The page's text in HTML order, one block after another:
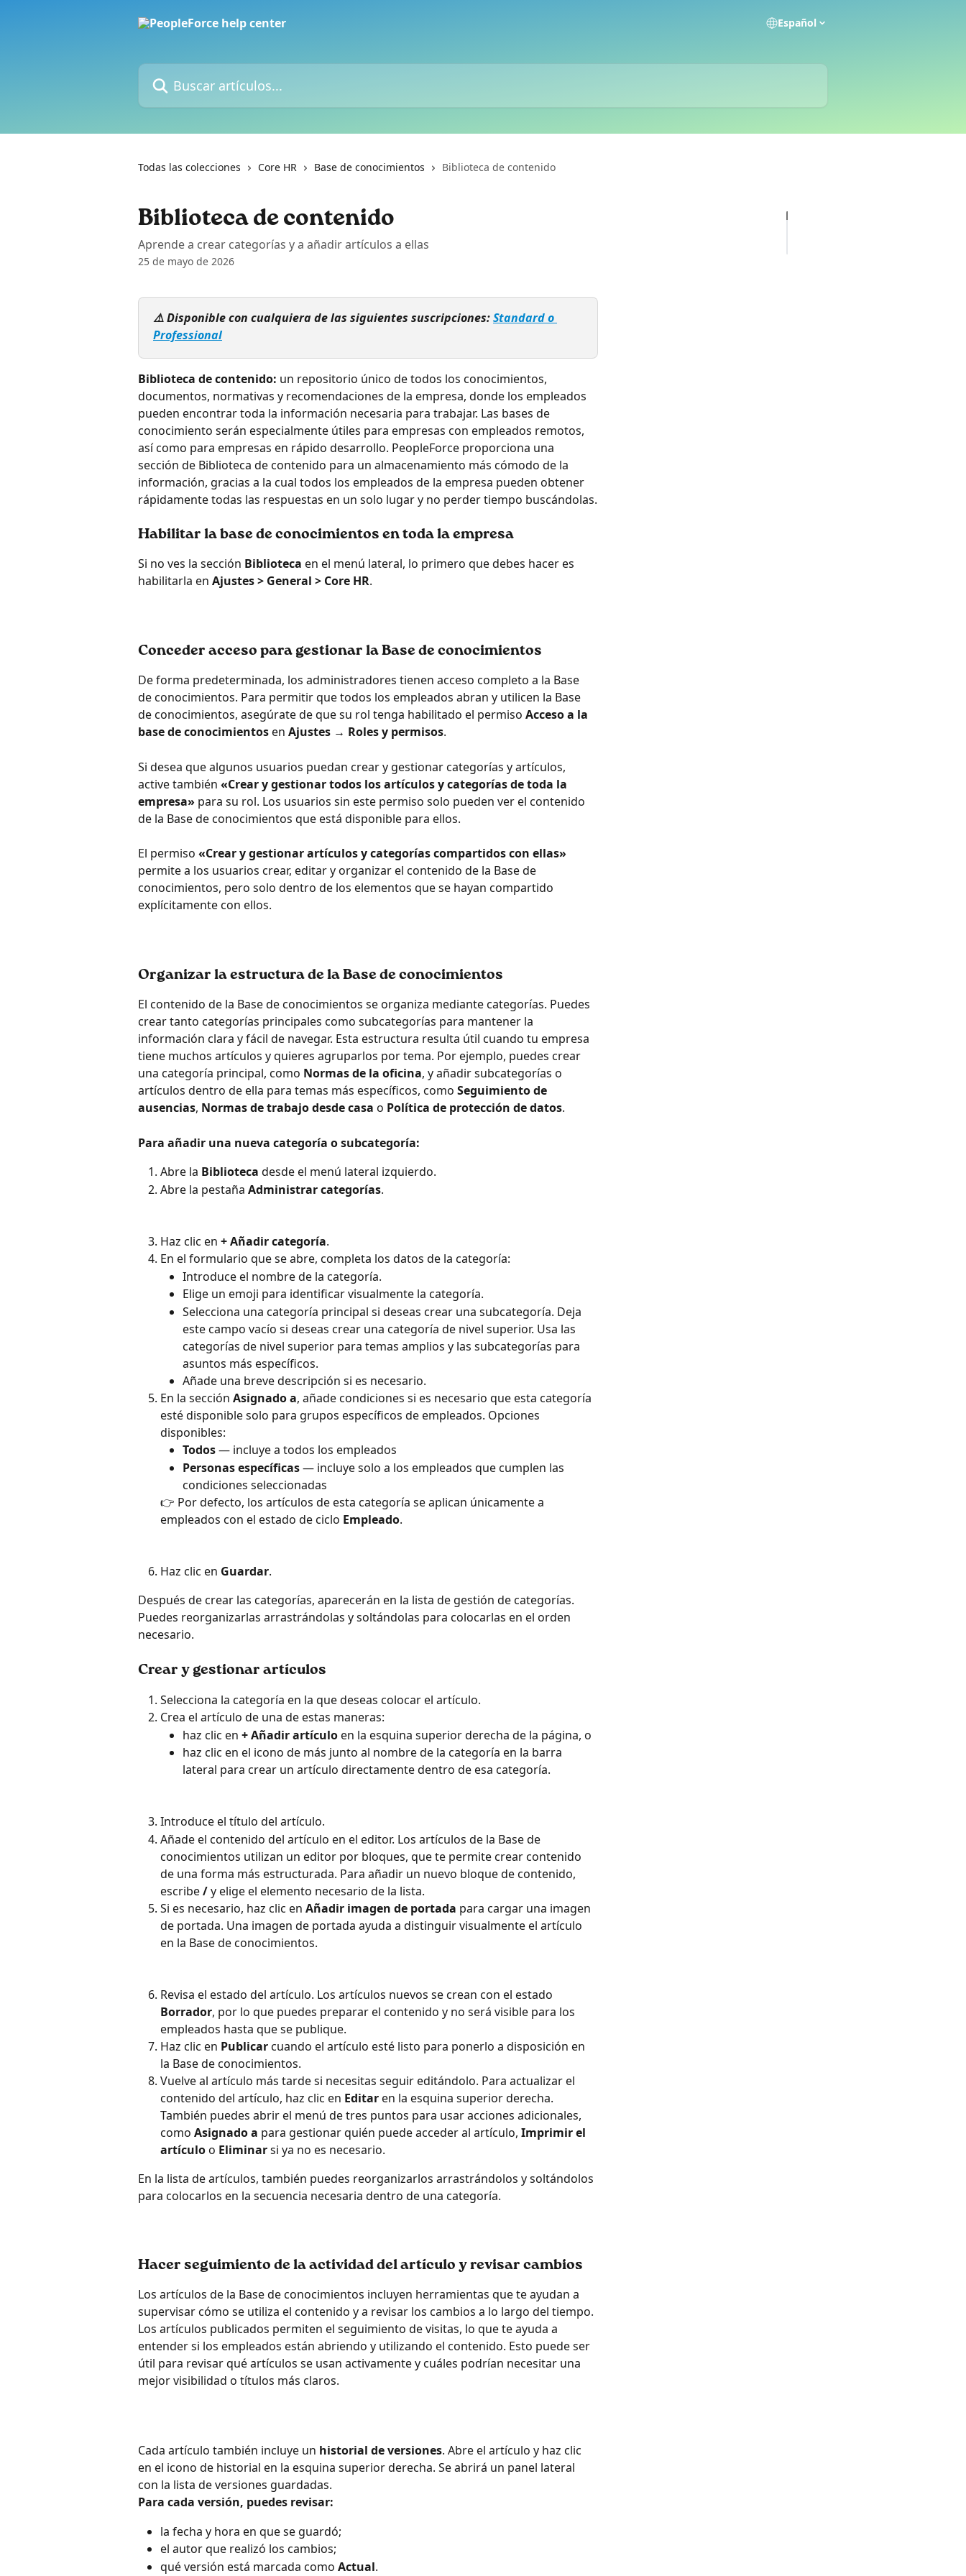
Español
Buscar artículos...
Todas las colecciones Core HR Base de conocimientos Biblioteca de contenido
Biblioteca de contenido
Aprende a crear categorías y a añadir artículos a ellas
25 de mayo de 2026
⚠️ Disponible con cualquiera de las siguientes suscripciones: Standard o
Professional
Biblioteca de contenido: un repositorio único de todos los conocimientos,
documentos, normativas y recomendaciones de la empresa, donde los empleados
pueden encontrar toda la información necesaria para trabajar. Las bases de
conocimiento serán especialmente útiles para empresas con empleados remotos,
así como para empresas en rápido desarrollo. PeopleForce proporciona una
sección de Biblioteca de contenido para un almacenamiento más cómodo de la
información, gracias a la cual todos los empleados de la empresa pueden obtener
rápidamente todas las respuestas en un solo lugar y no perder tiempo buscándolas.
Habilitar la base de conocimientos en toda la empresa
Si no ves la sección Biblioteca en el menú lateral, lo primero que debes hacer es
habilitarla en Ajustes > General > Core HR.
Conceder acceso para gestionar la Base de conocimientos
De forma predeterminada, los administradores tienen acceso completo a la Base
de conocimientos. Para permitir que todos los empleados abran y utilicen la Base
de conocimientos, asegúrate de que su rol tenga habilitado el permiso Acceso a la
base de conocimientos en Ajustes → Roles y permisos.
Si desea que algunos usuarios puedan crear y gestionar categorías y artículos,
active también «Crear y gestionar todos los artículos y categorías de toda la
empresa» para su rol. Los usuarios sin este permiso solo pueden ver el contenido
de la Base de conocimientos que está disponible para ellos.
El permiso «Crear y gestionar artículos y categorías compartidos con ellas»
permite a los usuarios crear, editar y organizar el contenido de la Base de
conocimientos, pero solo dentro de los elementos que se hayan compartido
explícitamente con ellos.
Organizar la estructura de la Base de conocimientos
El contenido de la Base de conocimientos se organiza mediante categorías. Puedes
crear tanto categorías principales como subcategorías para mantener la
información clara y fácil de navegar. Esta estructura resulta útil cuando tu empresa
tiene muchos artículos y quieres agruparlos por tema. Por ejemplo, puedes crear
una categoría principal, como Normas de la oficina, y añadir subcategorías o
artículos dentro de ella para temas más específicos, como Seguimiento de
ausencias, Normas de trabajo desde casa o Política de protección de datos.
Para añadir una nueva categoría o subcategoría:
Abre la Biblioteca desde el menú lateral izquierdo.
Abre la pestaña Administrar categorías.
Haz clic en + Añadir categoría.
En el formulario que se abre, completa los datos de la categoría:
Introduce el nombre de la categoría.
Elige un emoji para identificar visualmente la categoría.
Selecciona una categoría principal si deseas crear una subcategoría. Deja
este campo vacío si deseas crear una categoría de nivel superior. Usa las
categorías de nivel superior para temas amplios y las subcategorías para
asuntos más específicos.
Añade una breve descripción si es necesario.
​En la sección Asignado a, añade condiciones si es necesario que esta categoría
esté disponible solo para grupos específicos de empleados. Opciones
disponibles:
Todos — incluye a todos los empleados
Personas específicas — incluye solo a los empleados que cumplen las
condiciones seleccionadas
👉 Por defecto, los artículos de esta categoría se aplican únicamente a
empleados con el estado de ciclo Empleado.
Haz clic en Guardar.
Después de crear las categorías, aparecerán en la lista de gestión de categorías.
Puedes reorganizarlas arrastrándolas y soltándolas para colocarlas en el orden
necesario.
Crear y gestionar artículos
Selecciona la categoría en la que deseas colocar el artículo.
Crea el artículo de una de estas maneras:
haz clic en + Añadir artículo en la esquina superior derecha de la página, o
haz clic en el icono de más junto al nombre de la categoría en la barra
lateral para crear un artículo directamente dentro de esa categoría.
Introduce el título del artículo.
Añade el contenido del artículo en el editor. Los artículos de la Base de
conocimientos utilizan un editor por bloques, que te permite crear contenido
de una forma más estructurada. Para añadir un nuevo bloque de contenido,
escribe / y elige el elemento necesario de la lista.
Si es necesario, haz clic en Añadir imagen de portada para cargar una imagen
de portada. Una imagen de portada ayuda a distinguir visualmente el artículo
en la Base de conocimientos.
Revisa el estado del artículo. Los artículos nuevos se crean con el estado
Borrador, por lo que puedes preparar el contenido y no será visible para los
empleados hasta que se publique.
Haz clic en Publicar cuando el artículo esté listo para ponerlo a disposición en
la Base de conocimientos.
Vuelve al artículo más tarde si necesitas seguir editándolo. Para actualizar el
contenido del artículo, haz clic en Editar en la esquina superior derecha.
También puedes abrir el menú de tres puntos para usar acciones adicionales,
como Asignado a para gestionar quién puede acceder al artículo, Imprimir el
artículo o Eliminar si ya no es necesario.
En la lista de artículos, también puedes reorganizarlos arrastrándolos y soltándolos
para colocarlos en la secuencia necesaria dentro de una categoría.
Hacer seguimiento de la actividad del artículo y revisar cambios
Los artículos de la Base de conocimientos incluyen herramientas que te ayudan a
supervisar cómo se utiliza el contenido y a revisar los cambios a lo largo del tiempo.
Los artículos publicados permiten el seguimiento de visitas, lo que te ayuda a
entender si los empleados están abriendo y utilizando el contenido. Esto puede ser
útil para revisar qué artículos se usan activamente y cuáles podrían necesitar una
mejor visibilidad o títulos más claros.
Cada artículo también incluye un historial de versiones. Abre el artículo y haz clic
en el icono de historial en la esquina superior derecha. Se abrirá un panel lateral
con la lista de versiones guardadas.
Para cada versión, puedes revisar:
la fecha y hora en que se guardó;
el autor que realizó los cambios;
qué versión está marcada como Actual.